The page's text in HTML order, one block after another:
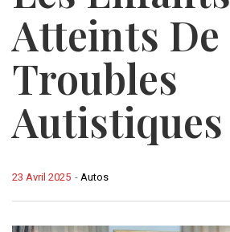
Atteints De
Troubles
Autistiques
- Autos
23 Avril 2025